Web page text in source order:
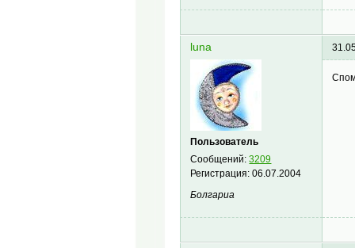
luna
Пользователь
Сообщений:3209
Регистрация:06.07.2004
Болгариа